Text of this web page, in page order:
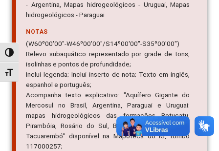
Alternar alto contraste
Alternar tamanho da fonte
- Argentina, Mapas hidrogeológicos - Uruguai, Mapas
hidrogeológicos - Paraguai
NOTAS
(W60º00'00"-W46º00'00"/S14º00'00"-S35º00'00")
Relevo subaquático representado por grade de tons,
isolinhas e pontos de profundidade;
Inclui legenda; Inclui inserto de nota; Texto em inglês,
espanhol e português;
Acompanha texto explicativo: "Aquífero Gigante do
Mercosul no Brasil, Argentina, Paraguai e Uruguai:
mapas hidrogeológicos das formações Botucatu,
Pirambóia, Rosário do Sul, Buena Vista, Misiones e
Tacuarembó" disponível na Mapoteca do IG, tombo
117000257;